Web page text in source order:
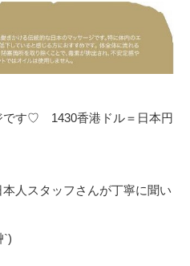
です♡ 1430香港ドル＝日本円
人スタッフさんが丁寧に聞い
`)